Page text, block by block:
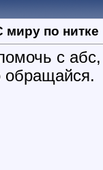
миру по
с
обращайся.